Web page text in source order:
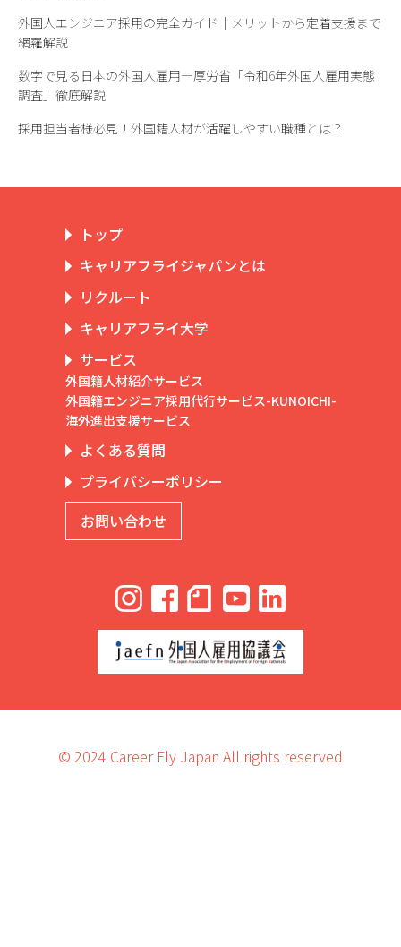
外国人エンジニア採用の完全ガイド｜メリットから定着支援まで
網羅解説
数字で見る日本の外国人雇用―厚労省「令和6年外国人雇用実態
調査」徹底解説
採用担当者様必見！外国籍人材が活躍しやすい職種とは？
トップ
キャリアフライジャパンとは
リクルート
キャリアフライ大学
サービス
外国籍人材紹介サービス
外国籍エンジニア採用代行サービス-KUNOICHI-
海外進出支援サービス
よくある質問
プライバシーポリシー
お問い合わせ
© 2024 Career Fly Japan All rights reserved